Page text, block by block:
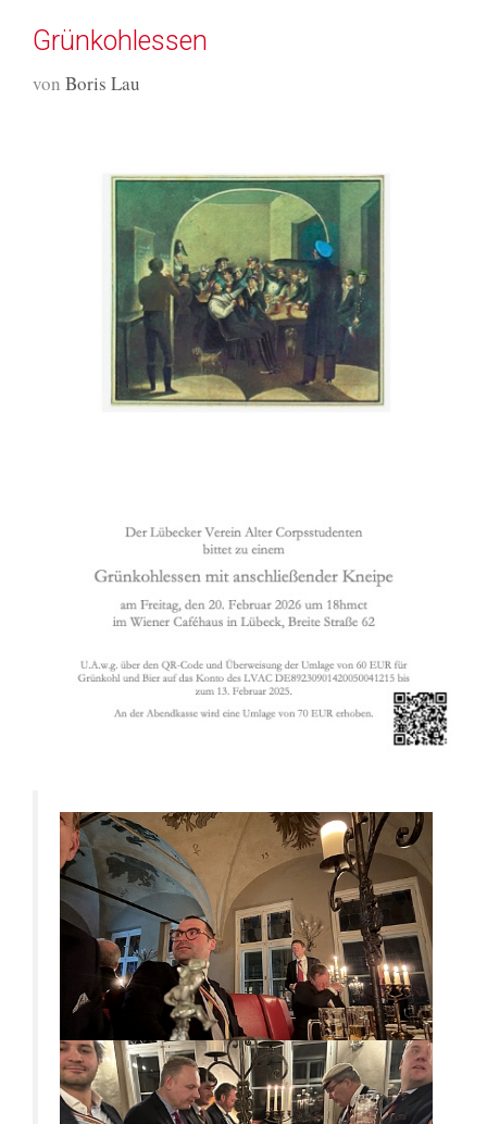
Grünkohlessen
von Boris Lau